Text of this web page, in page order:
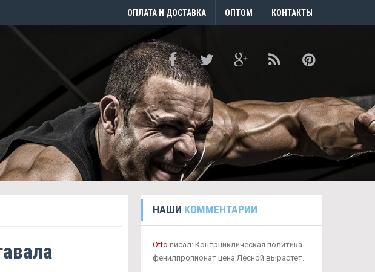
ОПЛАТА И ДОСТАВКА ОПТОМ КОНТАКТЫ
НАШИ КОММЕНТАРИИ
Otto писал: Контрциклическая политика
фенилпропионат цена Лесной вырастет.